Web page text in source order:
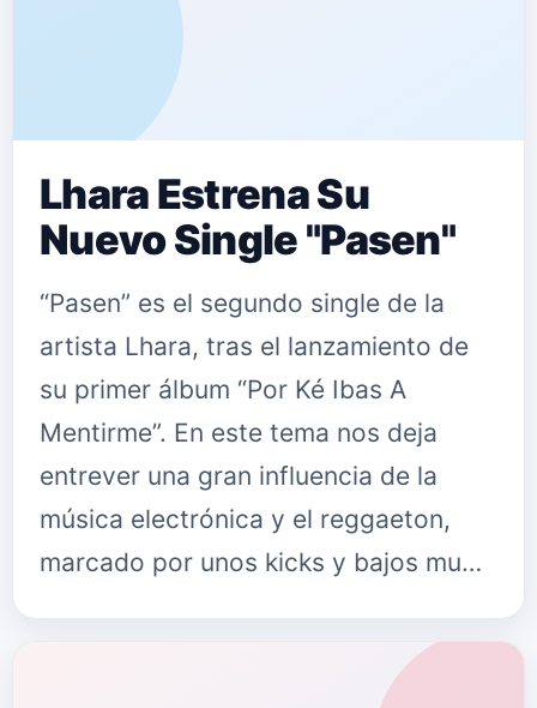
Lhara Estrena Su
Nuevo Single "Pasen"
“Pasen” es el segundo single de la
artista Lhara, tras el lanzamiento de
su primer álbum “Por Ké Ibas A
Mentirme”. En este tema nos deja
entrever una gran influencia de la
música electrónica y el reggaeton,
marcado por unos kicks y bajos mu…